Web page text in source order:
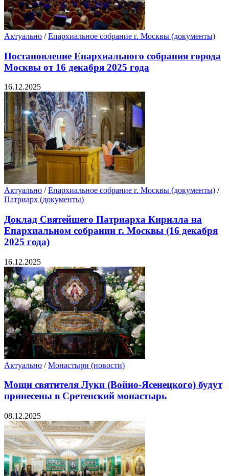
Актуально /Епархиальное собрание г. Москвы (документы)
Постановление Епархиального собрания города
Москвы от 16 декабря 2025 года
16.12.2025
Актуально /Епархиальное собрание г. Москвы (документы) /
Патриарх (документы)
Доклад Святейшего Патриарха Кирилла на
Епархиальном собрании г. Москвы (16 декабря
2025 года)
16.12.2025
Актуально /Монастыри (новости)
Мощи святителя Луки (Войно-Ясенецкого) будут
принесены в Сретенский монастырь
08.12.2025